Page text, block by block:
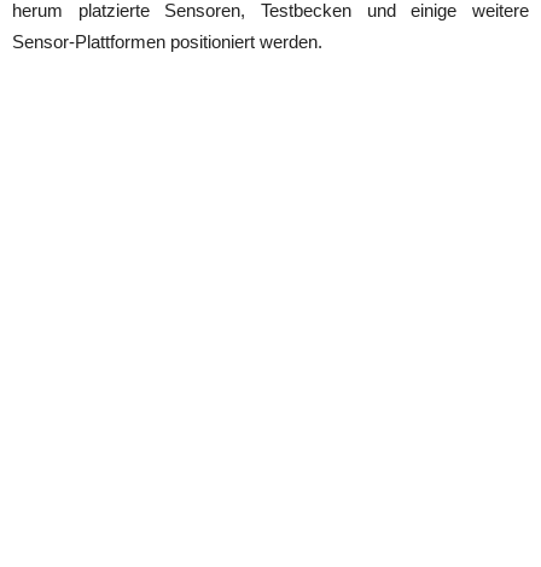
herum platzierte Sensoren, Testbecken und einige weitere
Sensor-Plattformen positioniert werden.